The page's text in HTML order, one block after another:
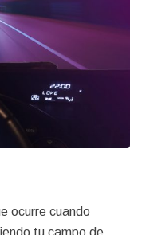
ocurre cuando
tu campo de